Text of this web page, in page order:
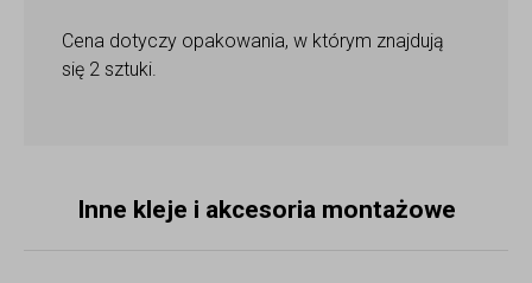
Cena dotyczy opakowania, w którym znajdują
się 2 sztuki.
Inne kleje i akcesoria montażowe